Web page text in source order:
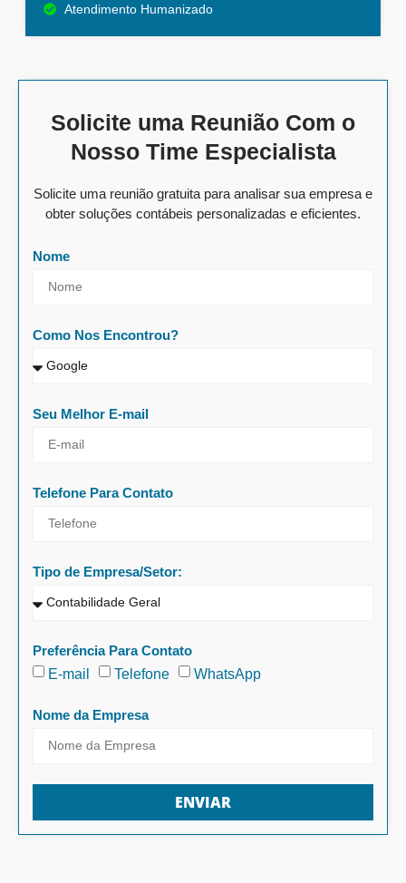
Atendimento Humanizado
Solicite uma Reunião Com o
Nosso Time Especialista
Solicite uma reunião gratuita para analisar sua empresa e
obter soluções contábeis personalizadas e eficientes.
Nome
Como Nos Encontrou?
Seu Melhor E-mail
Telefone Para Contato
Tipo de Empresa/Setor:
Preferência Para Contato
E-mail
Telefone WhatsApp
Nome da Empresa
ENVIAR